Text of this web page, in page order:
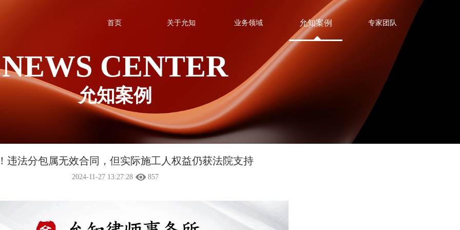
首页 关于允知 业务领域 允知案例 专家团队
NEWS CENTER
允知案例
违法分包属无效合同，但实际施工人权益仍获法院支持
2024-11-27 13:27:28 857